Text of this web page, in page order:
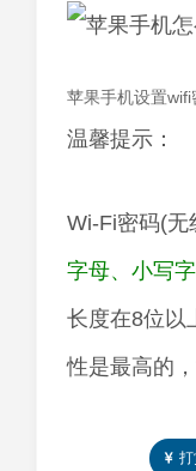
苹果手机设置wifi
温馨提示：
Wi-Fi密码(无
字母、小写
长度在8位以
性是最高的